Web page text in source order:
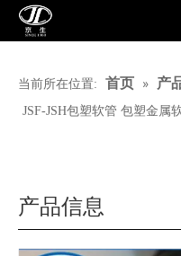
当前所在位置: 首页 » 产
JSF-JSH包塑软管 包塑金属
产品信息